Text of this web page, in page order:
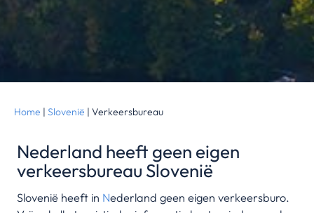
Home | Slovenië | Verkeersbureau
Nederland heeft geen eigen
verkeersbureau Slovenië
Slovenië heeft in Nederland geen eigen verkeersburo.